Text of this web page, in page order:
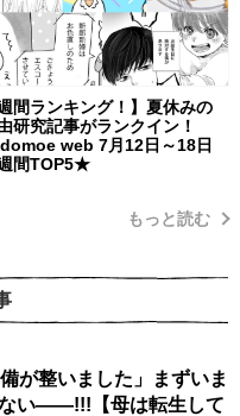
週間ランキング！】夏休みの
研究記事がランクイン！
web 7月12日～18日
間TOP5★
もっと読む
が整いました」まずいま
い――!!!【母は転生して